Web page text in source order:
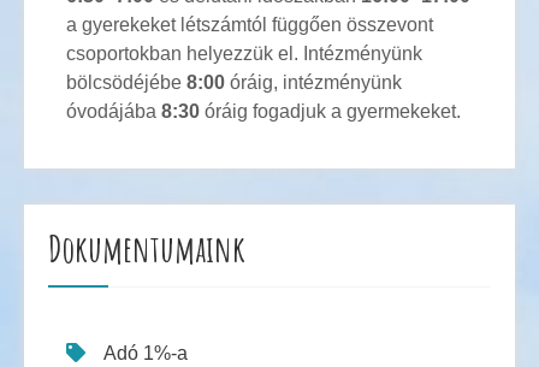
a gyerekeket létszámtól függően összevont
csoportokban helyezzük el. Intézményünk
bölcsödéjébe 8:00 óráig, intézményünk
óvodájába 8:30 óráig fogadjuk a gyermekeket.
Dokumentumaink
Adó 1%-a